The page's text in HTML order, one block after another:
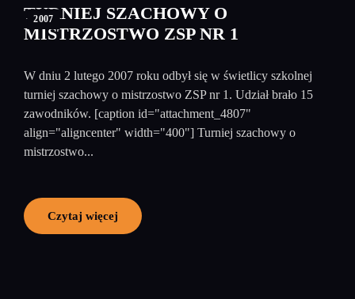
2007
TURNIEJ SZACHOWY O
MISTRZOSTWO ZSP NR 1
W dniu 2 lutego 2007 roku odbył się w świetlicy szkolnej
turniej szachowy o mistrzostwo ZSP nr 1. Udział brało 15
zawodników. [caption id="attachment_4807"
align="aligncenter" width="400"] Turniej szachowy o
mistrzostwo...
Czytaj więcej